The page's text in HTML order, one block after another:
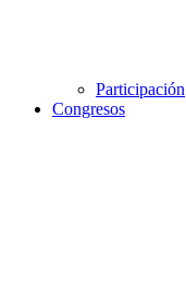
Participación
Congresos